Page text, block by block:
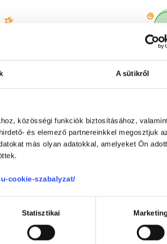
A sütikről
közösségi funkciók biztosításához,
és elemező partnereinkkel megosztjuk
más olyan adatokkal, amelyeket Ön
cookie-szabalyzat/
Statisztikai
Válaszd ki a
P: 8:00-20:00)